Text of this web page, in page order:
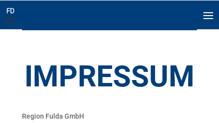
IMPRESSUM
Region Fulda GmbH